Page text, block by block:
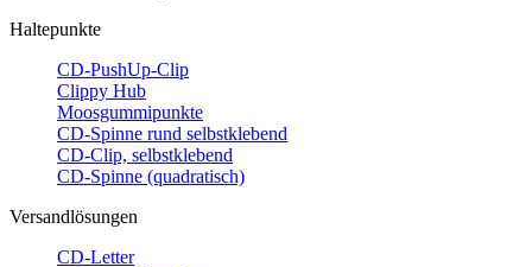
Haltepunkte
CD-PushUp-Clip
Clippy Hub
Moosgummipunkte
CD-Spinne rund selbstklebend
CD-Clip, selbstklebend
CD-Spinne (quadratisch)
Versandlösungen
CD-Letter